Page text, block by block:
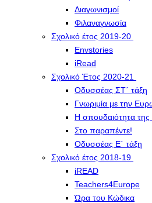
Διαγωνισμοί
Φιλαναγνωσία
Σχολικό έτος 2019-20
Envstories
iRead
Σχολικό Έτος 2020-21
Οδυσσέας ΣΤ΄ τάξη
Γνωριμία με την
Η σπουδαιότητα της
Στο παραπέντε!
Οδυσσέας Ε΄ τάξη
Σχολικό έτος 2018-19
iREAD
Teachers4Europe
Ώρα του Κώδικα